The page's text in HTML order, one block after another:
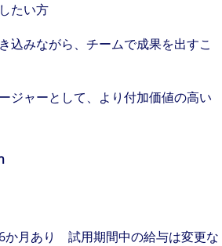
たい方
込みながら、チームで成果を出すこ
ジャーとして、より付加価値の高い
か月あり 試用期間中の給与は変更な
and so are our clients'
leading diversified
that is expert-led and
Let us show you how we
change – and seize it.